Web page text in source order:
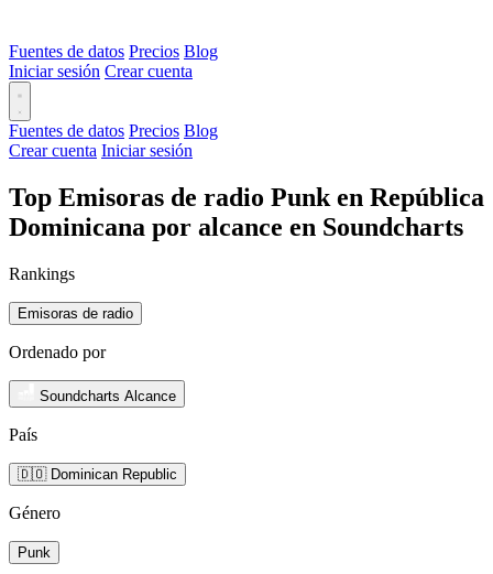
Fuentes de datos Precios Blog
Iniciar sesión Crear cuenta
Fuentes de datos Precios Blog
Crear cuenta Iniciar sesión
Top Emisoras de radio Punk en República
Dominicana por alcance en Soundcharts
Rankings
Emisoras de radio
Ordenado por
Soundcharts Alcance
País
🇩🇴 Dominican Republic
Género
Punk